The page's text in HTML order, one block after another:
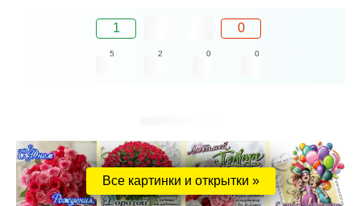
1 0
5 2 0 0
Все картинки и открытки »